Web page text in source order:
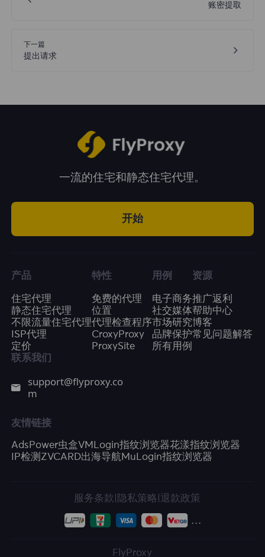
账密提取
下一篇
提出请求
一流的住宅和静态住宅代理。
开始
产品
住宅代理
静态住宅代理
不限流量住宅代理
ISP代理
定价
特性
免费的代理
位置
代理检查程序
CroxyProxy
ProxySite
用例
电子商务
社交媒体
市场研究
品牌保护
所有用例
资源
推广返利
帮助中心
博客
常见问题解答
联系我们
support@flyproxy.co
m
友情链接
AdsPower虫盒VMLogin指纹浏览器花漾指纹浏览器
IP检测 ZVCARD出海导航MuLogin指纹浏览器
FlyProxy
服务条款 隐私策略 退款政策